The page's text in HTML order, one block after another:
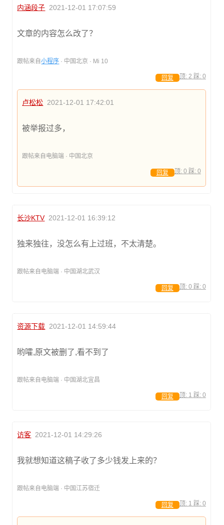
内涵段子 2021-12-01 17:07:59
文章的内容怎么改了？
跟帖来自小程序 · 中国北京 · Mi 10
顶: 2 踩: 0
回复
卢松松 2021-12-01 17:42:01
被举报过多，
跟帖来自电脑端 · 中国北京
顶: 0 踩: 0
回复
长沙KTV2021-12-01 16:39:12
独来独往，没怎么有上过班，不太清楚。
跟帖来自电脑端 · 中国湖北武汉
顶: 0 踩: 0
回复
资源下载 2021-12-01 14:59:44
哟嚯,原文被删了,看不到了
跟帖来自电脑端 · 中国湖北宜昌
顶: 1 踩: 0
回复
访客 2021-12-01 14:29:26
我就想知道这稿子收了多少钱发上来的？
跟帖来自电脑端 · 中国江苏宿迁
顶: 1 踩: 0
回复